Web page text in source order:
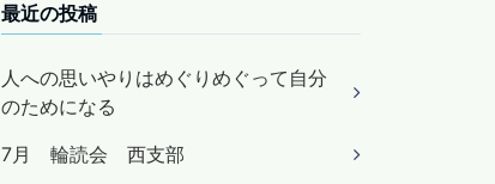
最近の投稿
人への思いやりはめぐりめぐって自分
のためになる
7月 輪読会 西支部